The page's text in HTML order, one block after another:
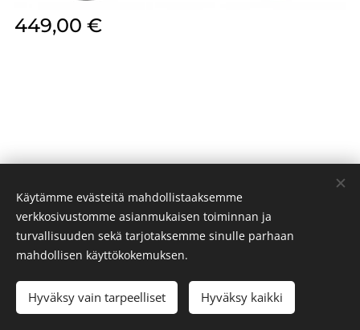
449,00 €
LISÄÄ OSTOSKORIIN
PR BIKES 2024 Evästeet
Käytämme evästeitä mahdollistaaksemme
verkkosivustomme asianmukaisen toiminnan ja
turvallisuuden sekä tarjotaksemme sinulle parhaan
mahdollisen käyttökokemuksen.
Hyväksy vain tarpeelliset Hyväksy kaikki